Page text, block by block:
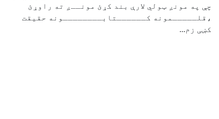
چې په مونږ ټولي لارې بند کړئ مونــږ ته راوړئ
،قلـــــمونه کــــــتابــــــــونه حقیقت
کښی زم...